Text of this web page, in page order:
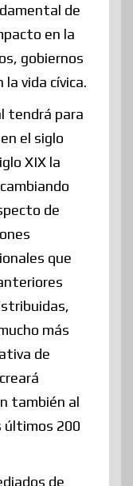
de
en la
gobiernos
vida cívica.
tendrá para
el siglo
XIX la
de
que
más
de
también al
últimos 200
de